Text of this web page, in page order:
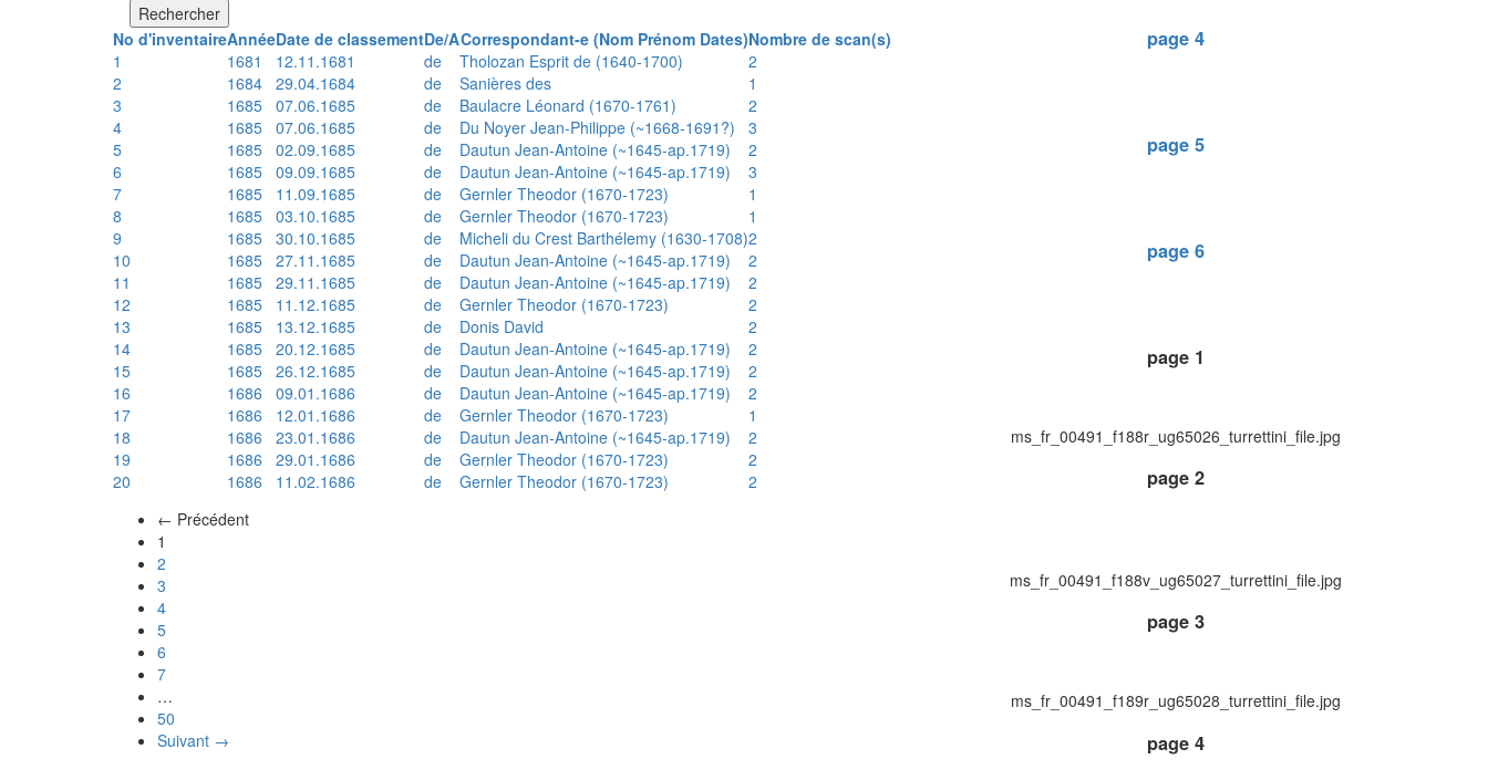
Rechercher
No d'inventaireAnnéeDate de classementDe/ACorrespondant-e (Nom Prénom Dates)Nombre de scan(s)
1
1681 12.11.1681 de Tholozan Esprit de (1640-1700)
2
2
1684 29.04.1684 de Sanières des
1
3
1685 07.06.1685 de Baulacre Léonard (1670-1761)
2
4
1685 07.06.1685 de Du Noyer Jean-Philippe (~1668-1691?)
3
5
1685 02.09.1685 de Dautun Jean-Antoine (~1645-ap.1719)
2
6
1685 09.09.1685 de Dautun Jean-Antoine (~1645-ap.1719)
3
7
1685 11.09.1685 de Gernler Theodor (1670-1723)
1
8
1685 03.10.1685 de Gernler Theodor (1670-1723)
1
9
1685 30.10.1685 de Micheli du Crest Barthélemy (1630-1708)2
10
1685 27.11.1685 de Dautun Jean-Antoine (~1645-ap.1719)
2
11
1685 29.11.1685 de Dautun Jean-Antoine (~1645-ap.1719)
2
12
1685 11.12.1685 de Gernler Theodor (1670-1723)
2
13
1685 13.12.1685 de Donis David
2
14
1685 20.12.1685 de Dautun Jean-Antoine (~1645-ap.1719)
2
15
1685 26.12.1685 de Dautun Jean-Antoine (~1645-ap.1719)
2
16
1686 09.01.1686 de Dautun Jean-Antoine (~1645-ap.1719)
2
17
1686 12.01.1686 de Gernler Theodor (1670-1723)
1
18
1686 23.01.1686 de Dautun Jean-Antoine (~1645-ap.1719)
2
19
1686 29.01.1686 de Gernler Theodor (1670-1723)
2
20
1686 11.02.1686 de Gernler Theodor (1670-1723)
2
← Précédent
1
2
3
4
5
6
7
…
50
Suivant →
page 4
page 5
page 6
page 1
ms_fr_00491_f188r_ug65026_turrettini_file.jpg
page 2
ms_fr_00491_f188v_ug65027_turrettini_file.jpg
page 3
ms_fr_00491_f189r_ug65028_turrettini_file.jpg
page 4